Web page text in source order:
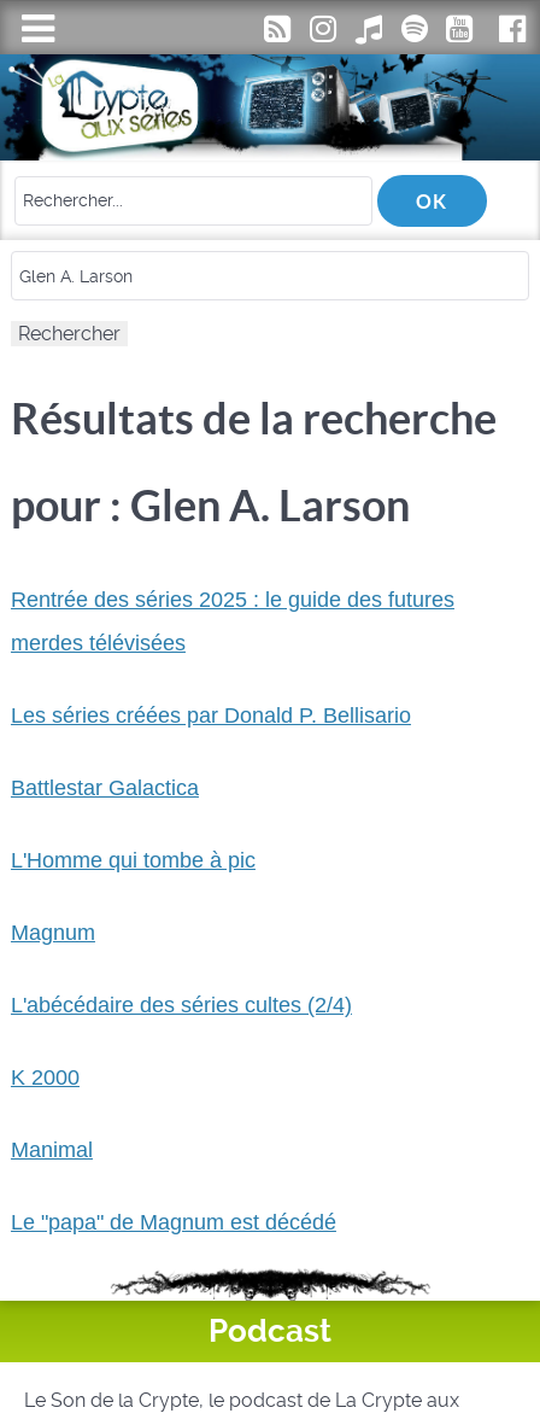
Résultats de la recherche
pour : Glen A. Larson
Rentrée des séries 2025 : le guide des futures
merdes télévisées
Les séries créées par Donald P. Bellisario
Battlestar Galactica
L'Homme qui tombe à pic
Magnum
L'abécédaire des séries cultes (2/4)
K 2000
Manimal
Le "papa" de Magnum est décédé
Podcast
Le Son de la Crypte, le podcast de La Crypte aux